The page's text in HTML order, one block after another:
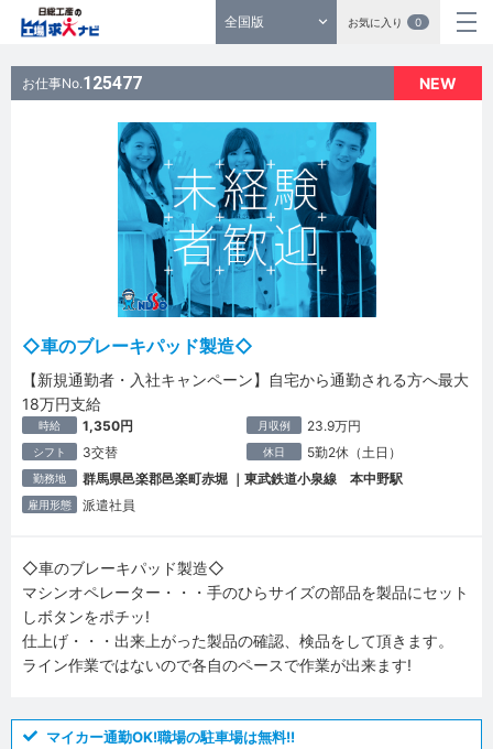
全国版 お気に入り 0
NEW
お仕事No.125477
◇車のブレーキパッド製造◇
【新規通勤者・入社キャンペーン】自宅から通勤される方へ最大
18万円支給
時給 1,350円 月収例 23.9万円
シフト 3交替 休日 5勤2休（土日）
勤務地 群馬県邑楽郡邑楽町赤堀 ｜東武鉄道小泉線 本中野駅
雇用形態 派遣社員
◇車のブレーキパッド製造◇
マシンオペレーター・・・手のひらサイズの部品を製品にセット
しボタンをポチッ!
仕上げ・・・出来上がった製品の確認、検品をして頂きます。
ライン作業ではないので各自のペースで作業が出来ます!
マイカー通勤OK!職場の駐車場は無料!!